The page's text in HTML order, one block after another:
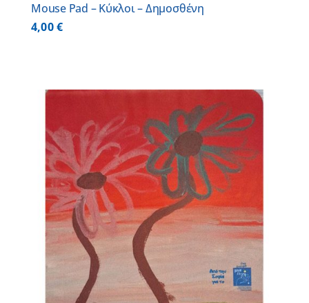
Mouse Pad – Κύκλοι – Δημοσθένη
4,00€